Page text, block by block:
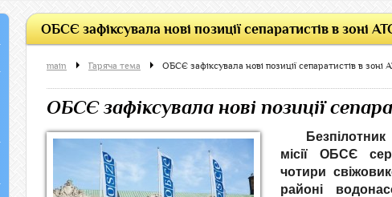
ОБСЄ зафіксувала нові позиції сепаратистів в зоні
main Гаряча тема ОБСЄ зафіксувала нові позиції сепаратистів в зоні
ОБСЄ зафіксувала нові позиції
місії ОБСЄ
чотири
районі